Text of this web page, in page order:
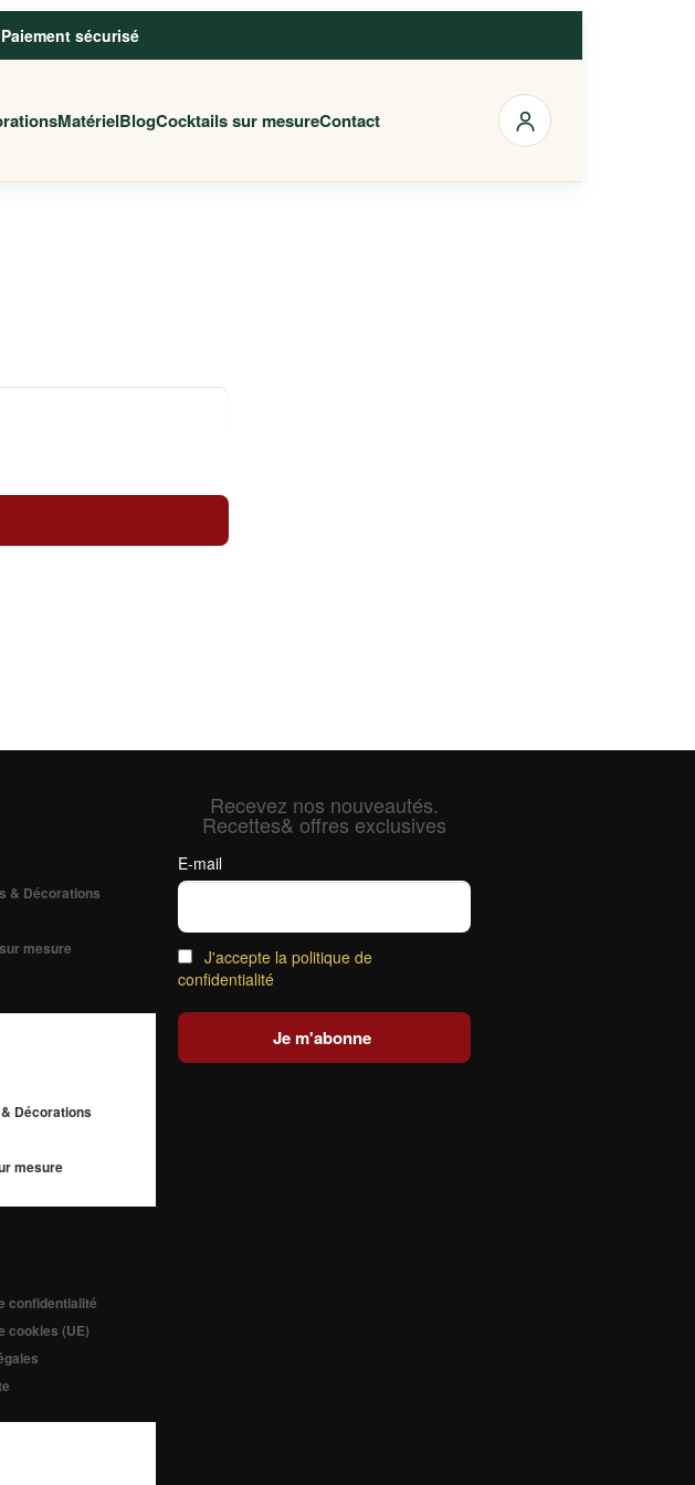
Paiement sécurisé
MatérielBlogCocktails sur mesureContact
& Décorations
mesure
Décorations
mesure
confidentialité
cookies (UE)
Recevez nos nouveautés.
Recettes& offres exclusives
E-mail
J'accepte la politique de
confidentialité